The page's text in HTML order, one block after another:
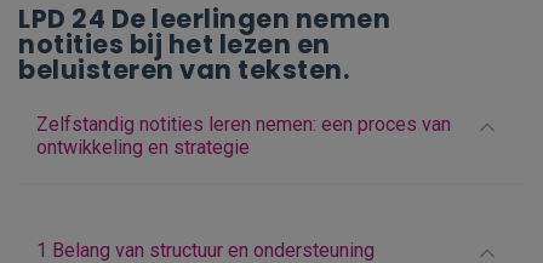
LPD 24 De leerlingen nemen
notities bij het lezen en
beluisteren van teksten.
Zelfstandig notities leren nemen: een proces van
ontwikkeling en strategie
1 Belang van structuur en ondersteuning